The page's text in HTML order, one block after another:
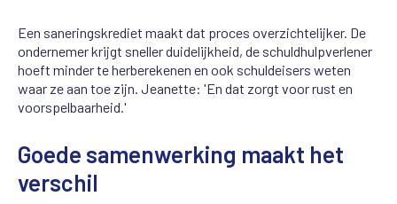
Een saneringskrediet maakt dat proces overzichtelijker. De
ondernemer krijgt sneller duidelijkheid, de schuldhulpverlener
hoeft minder te herberekenen en ook schuldeisers weten
waar ze aan toe zijn. Jeanette: 'En dat zorgt voor rust en
voorspelbaarheid.'
Goede samenwerking maakt het
verschil